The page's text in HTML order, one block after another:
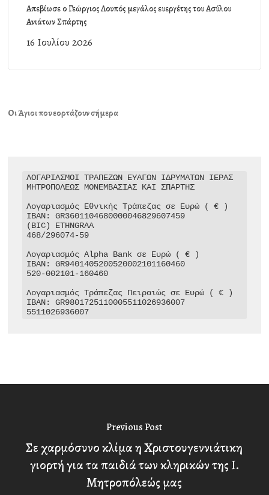
Απεβίωσε ο Γεώργιος Λουπός μεγάλος ευεργέτης του Ασύλου
Ανιάτων Σπάρτης
16 Ιουλίου 2026
Οι Άγιοι που εορτάζουν σήμερα
ΛΟΓΑΡΙΑΣΜΟΙ ΤΡΑΠΕΖΩΝ ΕΥΑΓΩΝ ΙΔΡΥΜΑΤΩΝ ΙΕΡΑΣ
ΜΗΤΡΟΠΟΛΕΩΣ ΜΟΝΕΜΒΑΣΙΑΣ ΚΑΙ ΣΠΑΡΤΗΣ
Λογαριασμός Εθνικής Τράπεζας σε Ευρώ ( € )
IBAN: GR3601104680000046829607459
(BIC) ETHNGRAA
468/296074-59
Λογαριασμός Alpha Bank σε Ευρώ ( € )
IBAN: GR9401405200520002101160460
520-002101-160460
Λογαριασμός Τράπεζας Πειραιώς σε Ευρώ ( € )
IBAN: GR9801725110005511026936007
5511026936007
Previous Post
Σε χαρμόσυνο κλίμα η Χριστουγεννιάτικη
γιορτή για τα παιδιά των κληρικών της Ι.
Μητροπόλεώς μας